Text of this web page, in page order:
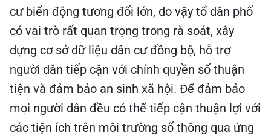
cư biến động tương đối lớn, do vậy tổ dân phố
có vai trò rất quan trọng trong rà soát, xây
dựng cơ sở dữ liệu dân cư đồng bộ, hỗ trợ
người dân tiếp cận với chính quyền số thuận
tiện và đảm bảo an sinh xã hội. Để đảm bảo
mọi người dân đều có thể tiếp cận thuận lợi với
các tiện ích trên môi trường số thông qua ứng